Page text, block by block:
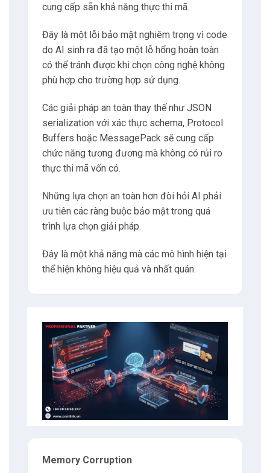
cung cấp sẵn khả năng thực thi mã.
Đây là một lỗi bảo mật nghiêm trọng vì code
do AI sinh ra đã tạo một lỗ hổng hoàn toàn
có thể tránh được khi chọn công nghệ không
phù hợp cho trường hợp sử dụng.
Các giải pháp an toàn thay thế như JSON
serialization với xác thực schema, Protocol
Buffers hoặc MessagePack sẽ cung cấp
chức năng tương đương mà không có rủi ro
thực thi mã vốn có.
Những lựa chọn an toàn hơn đòi hỏi AI phải
ưu tiên các ràng buộc bảo mật trong quá
trình lựa chọn giải pháp.
Đây là một khả năng mà các mô hình hiện tại
thể hiện không hiệu quả và nhất quán.
Memory Corruption